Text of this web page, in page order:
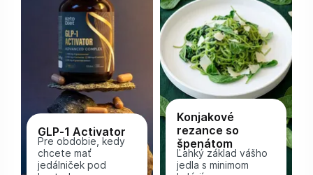
GLP-1 Activator
Pre obdobie, kedy
chcete mať
jedálniček pod
Konjakové
rezance so
špenátom
Ľahký základ vášho
jedla s minimom